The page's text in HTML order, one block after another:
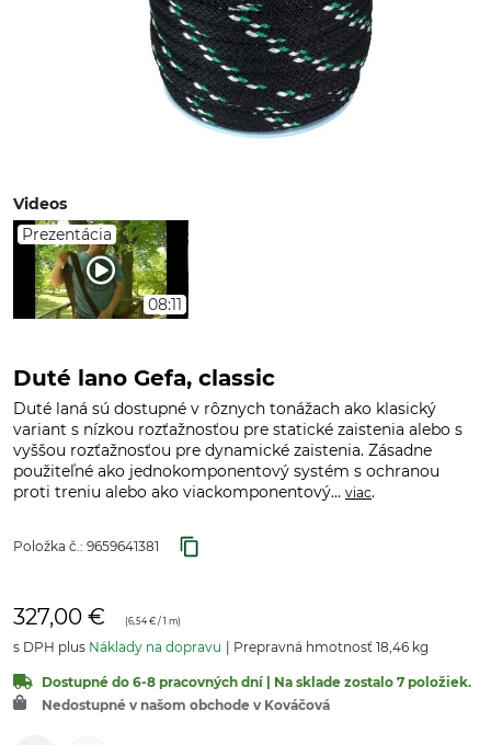
Videos
Prezentácia
08:11
Duté lano Gefa, classic
Duté laná sú dostupné v rôznych tonážach ako klasický
variant s nízkou rozťažnosťou pre statické zaistenia alebo s
vyššou rozťažnosťou pre dynamické zaistenia. Zásadne
použiteľné ako jednokomponentový systém s ochranou
proti treniu alebo ako viackomponentový... viac.
Položka č.: 9659641381
327,00 € (6,54 € / 1 m)
s DPH plus Náklady na dopravu Prepravná hmotnosť 18,46 kg
Dostupné do 6-8 pracovných dní | Na sklade zostalo 7 položiek.
Nedostupné v našom obchode v Kováčová